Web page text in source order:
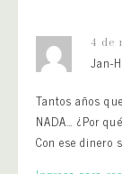
4 de
Jan-
Tantos años
NADA… ¿Por
Con ese dinero